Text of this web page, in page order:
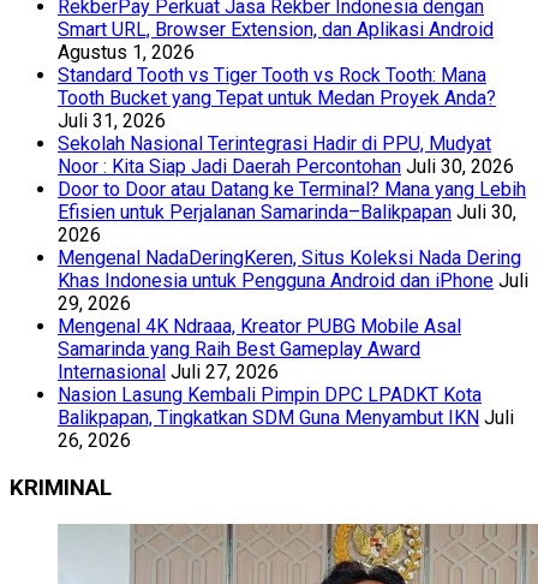
RekberPay Perkuat Jasa Rekber Indonesia dengan
Smart URL, Browser Extension, dan Aplikasi Android
Agustus 1, 2026
Standard Tooth vs Tiger Tooth vs Rock Tooth: Mana
Tooth Bucket yang Tepat untuk Medan Proyek Anda?
Juli 31, 2026
Sekolah Nasional Terintegrasi Hadir di PPU, Mudyat
Noor : Kita Siap Jadi Daerah Percontohan Juli 30, 2026
Door to Door atau Datang ke Terminal? Mana yang Lebih
Efisien untuk Perjalanan Samarinda–Balikpapan Juli 30,
2026
Mengenal NadaDeringKeren, Situs Koleksi Nada Dering
Khas Indonesia untuk Pengguna Android dan iPhone Juli
29, 2026
Mengenal 4K Ndraaa, Kreator PUBG Mobile Asal
Samarinda yang Raih Best Gameplay Award
Internasional Juli 27, 2026
Nasion Lasung Kembali Pimpin DPC LPADKT Kota
Balikpapan, Tingkatkan SDM Guna Menyambut IKN Juli
26, 2026
KRIMINAL